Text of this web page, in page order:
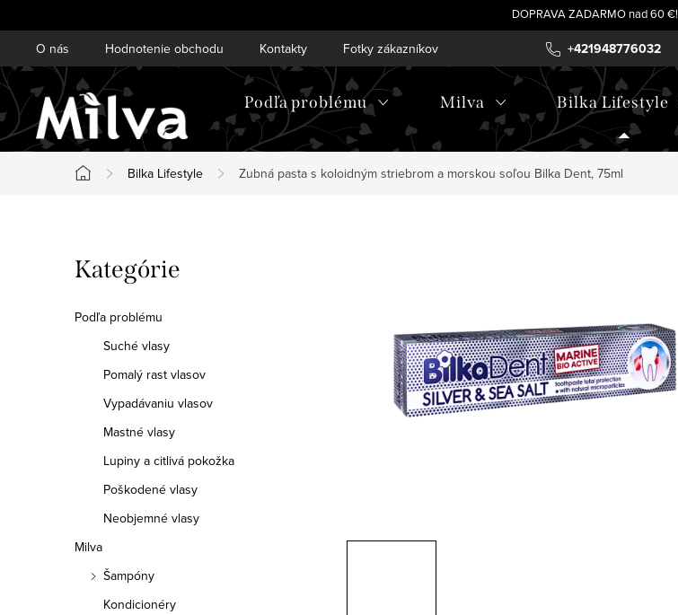
na
obsah
DOPRAVA ZADARMO nad 60 €!
+421948776032
O nás Hodnotenie obchodu Kontakty Fotky zákazníkov
Podľa problému Milva Bilka Lifestyle
Domov
Bilka Lifestyle Zubná pasta s koloidným striebrom a morskou soľou Bilka Dent, 75ml
o
č
l
Preskočiť
kategórie
Kategórie
Podľa problému
Suché vlasy
Pomalý rast vlasov
Vypadávaniu vlasov
Mastné vlasy
Lupiny a citlivá pokožka
Poškodené vlasy
Neobjemné vlasy
Milva
Šampóny
Kondicionéry